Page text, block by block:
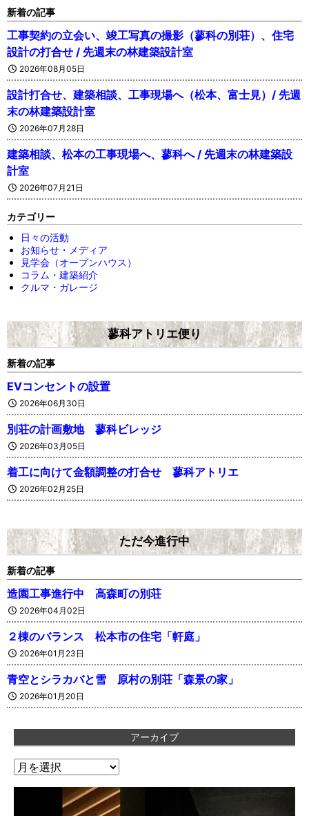
新着の記事
工事契約の立会い、竣工写真の撮影（蓼科の別荘）、住宅
設計の打合せ / 先週末の林建築設計室
2026年08月05日
設計打合せ、建築相談、工事現場へ（松本、富士見）/ 先週
末の林建築設計室
2026年07月28日
建築相談、松本の工事現場へ、蓼科へ / 先週末の林建築設
計室
2026年07月21日
カテゴリー
日々の活動
お知らせ・メディア
見学会（オープンハウス）
コラム・建築紹介
クルマ・ガレージ
蓼科アトリエ便り
新着の記事
EVコンセントの設置
2026年06月30日
別荘の計画敷地 蓼科ビレッジ
2026年03月05日
着工に向けて金額調整の打合せ 蓼科アトリエ
2026年02月25日
ただ今進行中
新着の記事
造園工事進行中 高森町の別荘
2026年04月02日
２棟のバランス 松本市の住宅「軒庭」
2026年01月23日
青空とシラカバと雪 原村の別荘「森景の家」
2026年01月20日
アーカイブ
ア